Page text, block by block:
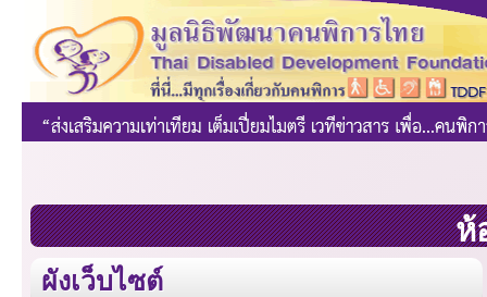
ห้
ผังเว็บไซต์